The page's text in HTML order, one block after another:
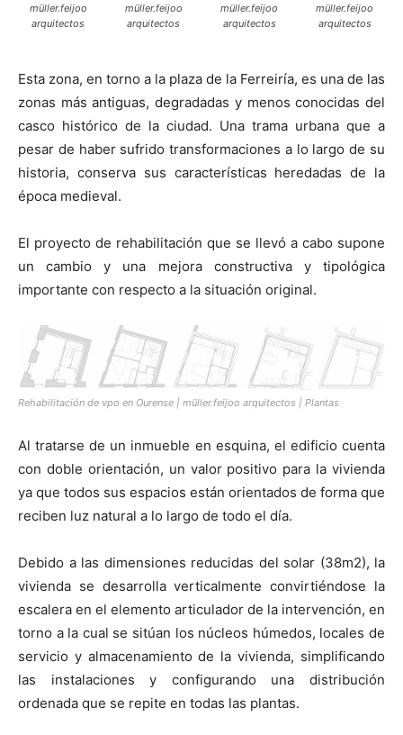
müller.feijoo
arquitectos
müller.feijoo
arquitectos
müller.feijoo
arquitectos
müller.feijoo
arquitectos
Esta zona, en torno a la plaza de la Ferreiría, es una de las
zonas más antiguas, degradadas y menos conocidas del
casco histórico de la ciudad. Una trama urbana que a
pesar de haber sufrido transformaciones a lo largo de su
historia, conserva sus características heredadas de la
época medieval.
El proyecto de rehabilitación que se llevó a cabo supone
un cambio y una mejora constructiva y tipológica
importante con respecto a la situación original.
Rehabilitación de vpo en Ourense | müller.feijoo arquitectos | Plantas
Al tratarse de un inmueble en esquina, el edificio cuenta
con doble orientación, un valor positivo para la vivienda
ya que todos sus espacios están orientados de forma que
reciben luz natural a lo largo de todo el día.
Debido a las dimensiones reducidas del solar (38m2), la
vivienda se desarrolla verticalmente convirtiéndose la
escalera en el elemento articulador de la intervención, en
torno a la cual se sitúan los núcleos húmedos, locales de
servicio y almacenamiento de la vivienda, simplificando
las instalaciones y configurando una distribución
ordenada que se repite en todas las plantas.